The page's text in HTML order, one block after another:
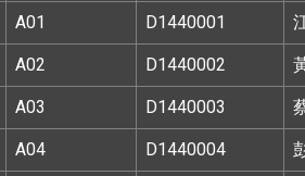
A01 D1440001
A02 D1440002
A03 D1440003
A04 D1440004